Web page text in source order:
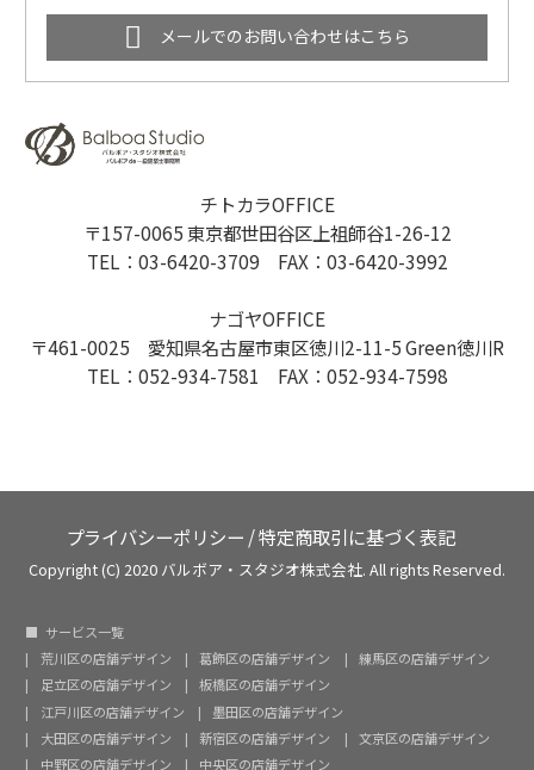
メールでのお問い合わせはこちら
チトカラOFFICE
〒157-0065 東京都世田谷区上祖師谷1-26-12
TEL：03-6420-3709 FAX：03-6420-3992
ナゴヤOFFICE
〒461-0025 愛知県名古屋市東区徳川2-11-5 Green徳川R
TEL：052-934-7581 FAX：052-934-7598
プライバシーポリシー /特定商取引に基づく表記
Copyright (C) 2020 バルボア・スタジオ株式会社. All rights Reserved.
サービス一覧
荒川区の店舗デザイン
葛飾区の店舗デザイン
練馬区の店舗デザイン
足立区の店舗デザイン
板橋区の店舗デザイン
江戸川区の店舗デザイン
墨田区の店舗デザイン
大田区の店舗デザイン
新宿区の店舗デザイン
文京区の店舗デザイン
中野区の店舗デザイン
中央区の店舗デザイン